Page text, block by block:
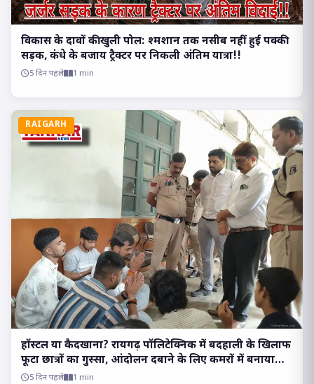
विकास के दावों की खुली पोल: श्मशान तक नसीब नहीं हुई पक्की
सड़क, कंधे के बजाय ट्रैक्टर पर निकली अंतिम यात्रा!!
5 दिन पहले 1 min
RAIGARH
हॉस्टल या कैदखाना? रायगढ़ पॉलिटेक्निक में बदहाली के खिलाफ
फूटा छात्रों का गुस्सा, आंदोलन दबाने के लिए कमरों में बनाया
बंधक..
5 दिन पहले 1 min